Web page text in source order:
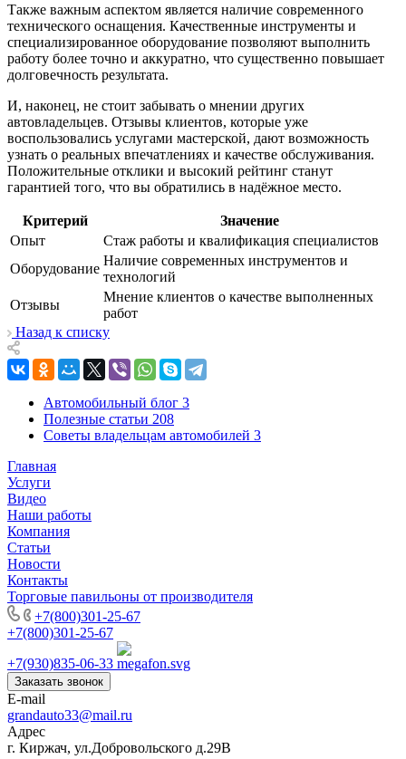
Также важным аспектом является наличие современного
технического оснащения. Качественные инструменты и
специализированное оборудование позволяют выполнить
работу более точно и аккуратно, что существенно повышает
долговечность результата.
И, наконец, не стоит забывать о мнении других
автовладельцев. Отзывы клиентов, которые уже
воспользовались услугами мастерской, дают возможность
узнать о реальных впечатлениях и качестве обслуживания.
Положительные отклики и высокий рейтинг станут
гарантией того, что вы обратились в надёжное место.
Критерий
Значение
Опыт
Стаж работы и квалификация специалистов
Оборудование
Наличие современных инструментов и
технологий
Отзывы
Мнение клиентов о качестве выполненных
работ
Назад к списку
Автомобильный блог 3
Полезные статьи 208
Советы владельцам автомобилей 3
Главная
Услуги
Видео
Наши работы
Компания
Статьи
Новости
Контакты
Торговые павильоны от производителя
+7(800)301-25-67
+7(800)301-25-67
+7(930)835-06-33
Заказать звонок
E-mail
grandauto33@mail.ru
Адрес
г. Киржач, ул.Добровольского д.29В